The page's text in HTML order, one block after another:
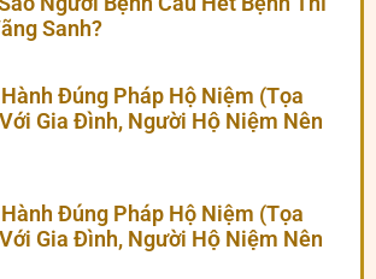
Sanh?
Đúng Pháp Hộ Niệm (Tọa
Gia Đình, Người Hộ Niệm Nên
Đúng Pháp Hộ Niệm (Tọa
Gia Đình, Người Hộ Niệm Nên